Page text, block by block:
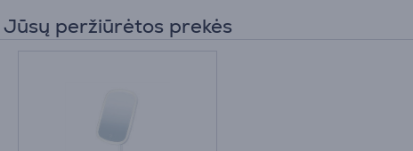
Jūsų peržiūrėtos prekės